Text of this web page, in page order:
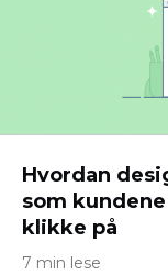
Hvordan
som
klikke på
7 min lese